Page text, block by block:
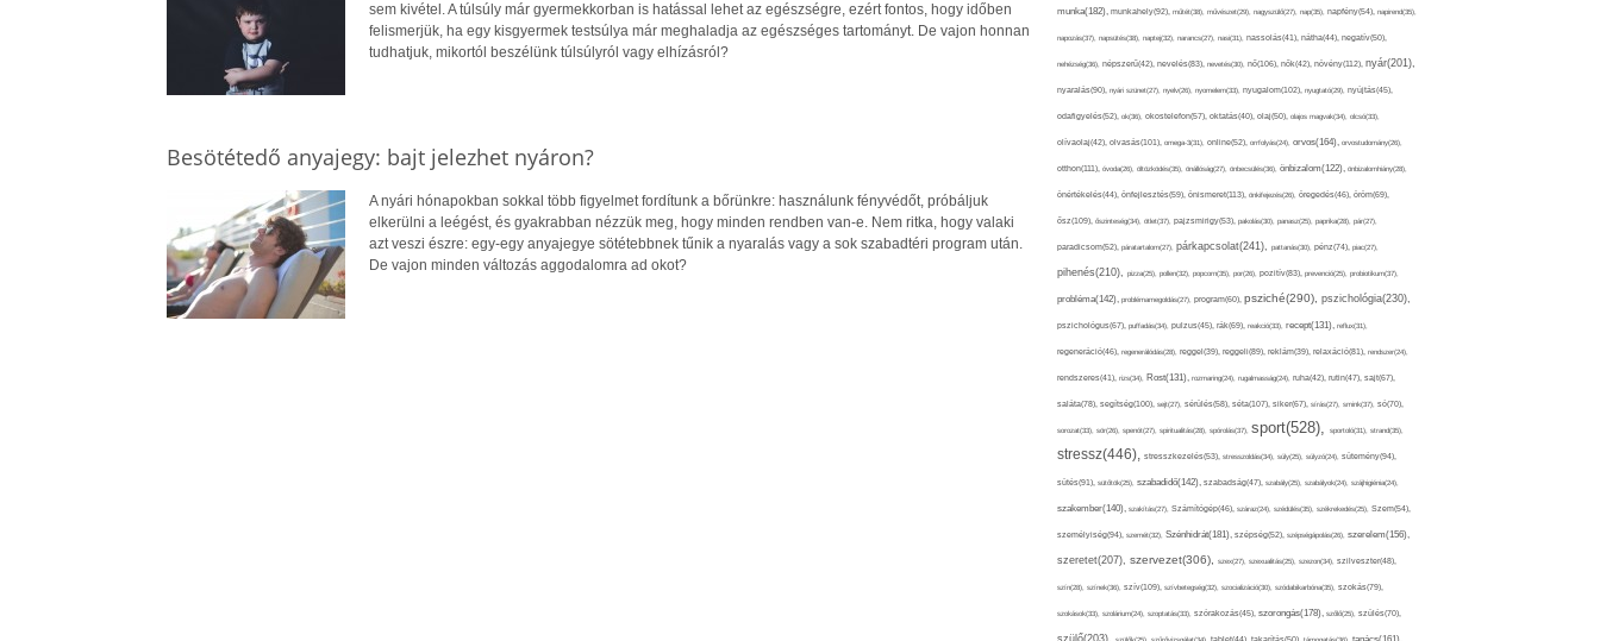
sem kivétel. A túlsúly már gyermekkorban is hatással lehet az egészségre, ezért fontos, hogy időben
felismerjük, ha egy kisgyermek testsúlya már meghaladja az egészséges tartományt. De vajon honnan
tudhatjuk, mikortól beszélünk túlsúlyról vagy elhízásról?
Besötétedő anyajegy: bajt jelezhet nyáron?
A nyári hónapokban sokkal több figyelmet fordítunk a bőrünkre: használunk fényvédőt, próbáljuk
elkerülni a leégést, és gyakrabban nézzük meg, hogy minden rendben van-e. Nem ritka, hogy valaki
azt veszi észre: egy-egy anyajegye sötétebbnek tűnik a nyaralás vagy a sok szabadtéri program után.
De vajon minden változás aggodalomra ad okot?
munka(182), munkahely(92), műtét(38), művészet(29), nagyszülő(27), nap(35), napfény(54), napirend(35),
napozás(37), napsütés(38), naptej(32), narancs(27), nasi(31), nassolás(41), nátha(44), negatív(50),
nehézség(36), népszerű(42), nevelés(83), nevetés(30), nő(106), nők(42), növény(112), nyár(201),
nyaralás(90), nyári szünet(27), nyelv(26), nyomelem(33), nyugalom(102), nyugtató(29), nyújtás(45),
odafigyelés(52), ok(36), okostelefon(57), oktatás(40), olaj(50), olajos magvak(34), olcsó(33),
olívaolaj(42), olvasás(101), omega-3(31), online(52), orrfolyás(24), orvos(164), orvostudomány(26),
otthon(111), óvoda(26), öltözködés(35), önállóság(27), önbecsülés(36), önbizalom(122), önbizalomhiány(28),
önértékelés(44), önfejlesztés(59), önismeret(113), önkifejezés(26), öregedés(46), öröm(69),
ősz(109), őszinteség(34), ötlet(37), pajzsmirigy(53), pakolás(30), panasz(25), paprika(28), pár(27),
paradicsom(52), páratartalom(27), párkapcsolat(241), pattanás(30), pénz(74), piac(27),
pihenés(210), pizza(25), pollen(32), popcorn(35), por(26), pozitív(83), prevenció(25), probiotikum(37),
probléma(142), problémamegoldás(27), program(60), psziché(290), pszichológia(230),
pszichológus(67), puffadás(34), pulzus(45), rák(69), reakció(33), recept(131), reflux(31),
regeneráció(46), regenerálódás(28), reggel(39), reggeli(89), reklám(39), relaxáció(81), rendszer(24),
rendszeres(41), rizs(34), Rost(131), rozmaring(24), rugalmasság(24), ruha(42), rutin(47), sajt(67),
saláta(78), segítség(100), sejt(27), sérülés(58), séta(107), siker(67), sírás(27), smink(37), só(70),
sorozat(33), sör(26), spenót(27), spiritualitás(28), spórolás(37), sport(528), sportoló(31), strand(35),
stressz(446), stresszkezelés(53), stresszoldás(34), súly(25), súlyzó(24), sütemény(94),
sütés(91), sütőtök(25), szabadidő(142), szabadság(47), szabály(25), szabályok(24), szájhigiénia(24),
szakember(140), szakítás(27), Számítógép(46), száraz(24), szédülés(35), székrekedés(25), Szem(54),
személyiség(94), szemét(32), Szénhidrát(181), szépség(52), szépségápolás(26), szerelem(156),
szeretet(207), szervezet(306), szex(27), szexualitás(25), szezon(34), szilveszter(48),
szín(28), színek(36), szív(109), szívbetegség(32), szocializáció(30), szódabikarbóna(35), szokás(79),
szokások(33), szolárium(24), szoptatás(33), szórakozás(45), szorongás(178), szőlő(25), szülés(70),